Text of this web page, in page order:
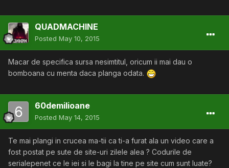
QUADMACHINE
Posted May 10, 2015
Macar de specifica sursa nesimtitul, oricum ii mai dau o
bomboana cu menta daca planga odata.
60demilioane
Posted May 14, 2015
Te mai plangi in crucea ma-tii ca ti-a furat ala un video care a
fost postat pe sute de site-uri zilele alea ? Codurile de
serialepenet ce le iei si le bagi la tine pe site cum sunt luate?